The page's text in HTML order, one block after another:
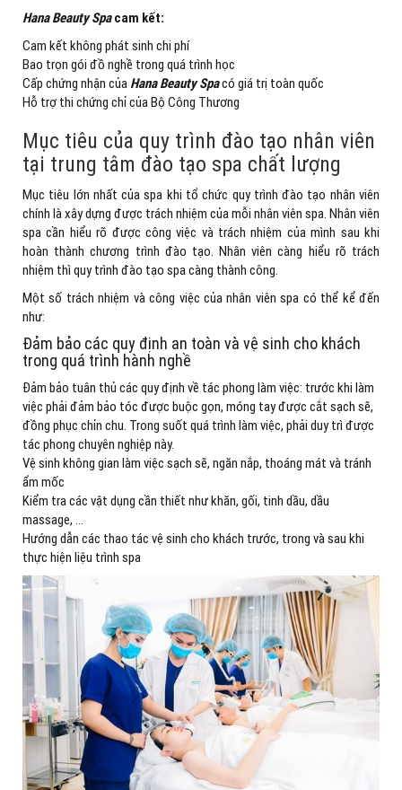
Hana Beauty Spacam kết:
Cam kết không phát sinh chi phí
Bao trọn gói đồ nghề trong quá trình học
Cấp chứng nhận của Hana Beauty Spacó giá trị toàn quốc
Hỗ trợ thi chứng chỉ của Bộ Công Thương
Mục tiêu của quy trình đào tạo nhân viên
tại trung tâm đào tạo spa chất lượng
Mục tiêu lớn nhất của spa khi tổ chức quy trình đào tạo nhân viên
chính là xây dựng được trách nhiệm của mỗi nhân viên spa. Nhân viên
spa cần hiểu rõ được công việc và trách nhiệm của mình sau khi
hoàn thành chương trình đào tạo. Nhân viên càng hiểu rõ trách
nhiệm thì quy trình đào tạo spa càng thành công.
Một số trách nhiệm và công việc của nhân viên spa có thể kể đến
như:
Đảm bảo các quy định an toàn và vệ sinh cho khách
trong quá trình hành nghề
Đảm bảo tuân thủ các quy định về tác phong làm việc: trước khi làm
việc phải đảm bảo tóc được buộc gọn, móng tay được cắt sạch sẽ,
đồng phục chỉn chu. Trong suốt quá trình làm việc, phải duy trì được
tác phong chuyên nghiệp này.
Vệ sinh không gian làm việc sạch sẽ, ngăn nắp, thoáng mát và tránh
ẩm mốc
Kiểm tra các vật dụng cần thiết như khăn, gối, tinh dầu, dầu
massage, …
Hướng dẫn các thao tác vệ sinh cho khách trước, trong và sau khi
thực hiện liệu trình spa